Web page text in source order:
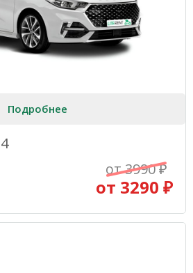
Подробнее
от 3990 ₽
от 3290 ₽